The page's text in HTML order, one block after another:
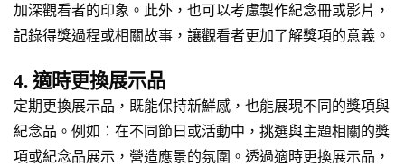
加深觀看者的印象。此外，也可以考慮製作紀念冊或影片，
記錄得獎過程或相關故事，讓觀看者更加了解獎項的意義。
4. 適時更換展示品
定期更換展示品，既能保持新鮮感，也能展現不同的獎項與
紀念品。例如：在不同節日或活動中，挑選與主題相關的獎
項或紀念品展示，營造應景的氛圍。透過適時更換展示品，